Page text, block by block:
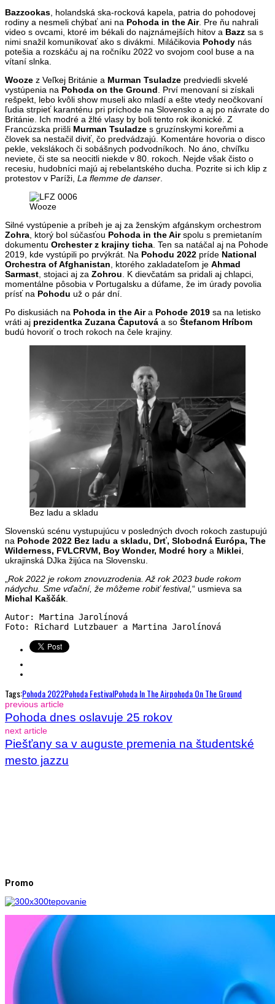
Bazzookas, holandská ska-rocková kapela, patria do pohodovej
rodiny a nesmeli chýbať ani na Pohoda in the Air. Pre ňu nahrali
video s ovcami, ktoré im békali do najznámejších hitov a Bazz sa s
nimi snažil komunikovať ako s divákmi. Miláčikovia Pohody nás
potešia a rozskáču aj na ročníku 2022 vo svojom cool buse a na
vítaní slnka.
Wooze z Veľkej Británie a Murman Tsuladze predviedli skvelé
vystúpenia na Pohoda on the Ground. Prví menovaní si získali
rešpekt, lebo kvôli show museli ako mladí a ešte vtedy neočkovaní
ľudia strpieť karanténu pri príchode na Slovensko a aj po návrate do
Británie. Ich modré a žlté vlasy by boli tento rok ikonické. Z
Francúzska prišli Murman Tsuladze s gruzínskymi koreňmi a
človek sa nestačil diviť, čo predvádzajú. Komentáre hovoria o disco
pekle, vekslákoch či sobášnych podvodníkoch. No áno, chvíľku
neviete, či ste sa neocitli niekde v 80. rokoch. Nejde však čisto o
recesiu, hudobníci majú aj rebelantského ducha. Pozrite si ich klip z
protestov v Paríži, La flemme de danser.
Wooze
Silné vystúpenie a príbeh je aj za ženským afgánskym orchestrom
Zohra, ktorý bol súčasťou Pohoda in the Airspolu s premietaním
dokumentu Orchester z krajiny ticha. Ten sa natáčal aj na Pohode
2019, kde vystúpili po prvýkrát. Na Pohodu 2022 príde National
Orchestra of Afghanistan, ktorého zakladateľom je Ahmad
Sarmast, stojaci aj za Zohrou. K dievčatám sa pridali aj chlapci,
momentálne pôsobia v Portugalsku a dúfame, že im úrady povolia
prísť na Pohodu už o pár dní.
Po diskusiách na Pohoda in the Aira Pohode 2019 sa na letisko
vráti aj prezidentka Zuzana Čaputová a so Štefanom Hríbom
budú hovoriť o troch rokoch na čele krajiny.
Bez ladu a skladu
Slovenskú scénu vystupujúcu v posledných dvoch rokoch zastupujú
na Pohode 2022 Bez ladu a skladu, Drť, Slobodná Európa, The
Wilderness, FVLCRVM, Boy Wonder, Modré hory a Miklei,
ukrajinská DJka žijúca na Slovensku.
„Rok 2022 je rokom znovuzrodenia. Až rok 2023 bude rokom
nádychu. Sme vďační, že môžeme robiť festival,“ usmieva sa
Michal Kaščák.
Autor: Martina Jarolínová
Foto: Richard Lutzbauer a Martina Jarolínová
Tags:Pohoda 2022Pohoda FestivalPohoda In The AirPohoda On The Ground
previous article
Pohoda dnes oslavuje 25 rokov
next article
Piešťany sa v auguste premenia na študentské
mesto jazzu
Promo